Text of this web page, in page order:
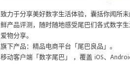
主
页
致力于分享美好数字生活体验，囊括你闻所
鲜产品评测，随时随地感受尾巴们各式数字
爱物分享。
旗下产品：精品电商平台「尾巴良品」。
移动客户端「数字尾巴」 ，覆盖 iOS、